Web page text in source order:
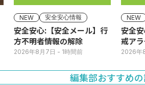
NEW 安全安心情報
安全安心:【安全メール】行
方不明者情報の解除
2026年8月7日 - 1時間前
NEW
安全
戒ア
ラー
2026年
編集部おすすめ